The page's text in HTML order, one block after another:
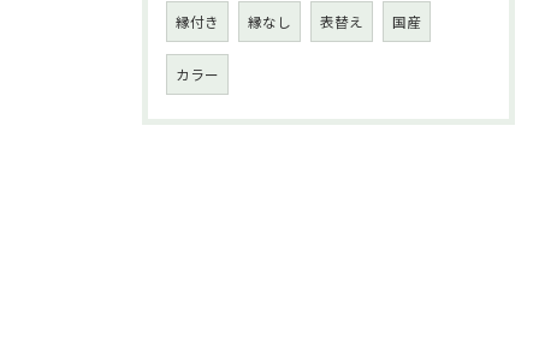
縁付き 縁なし 表替え 国産
カラー